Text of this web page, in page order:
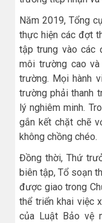
Năm 2019, Tổng
thực hiện các đợt
tập trung vào các
môi trường cao
trường. Mọi hành
trường phải thanh
lý nghiêm minh.
gắn kết chặt chẽ
không chồng chéo.
Đồng thời, Thứ
biên tập, Tổ soạn
được giao trong
thể triển khai việc
của Luật Bảo vệ